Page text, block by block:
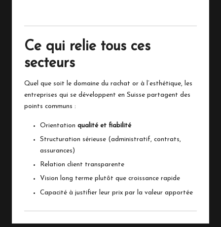
Ce qui relie tous ces
secteurs
Quel que soit le domaine du rachat or à l’esthétique, les
entreprises qui se développent en Suisse partagent des
points communs :
Orientation qualité et fiabilité
Structuration sérieuse (administratif, contrats,
assurances)
Relation client transparente
Vision long terme plutôt que croissance rapide
Capacité à justifier leur prix par la valeur apportée